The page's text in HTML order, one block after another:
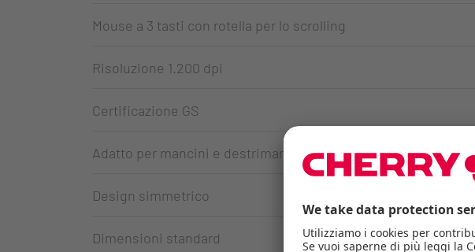
Mouse a 3 tasti con rotella per lo scrolling
Risoluzione 1.200 dpi
Certificazione GS
Adatto per mancini e destrimani
Design simmetrico
Dimensioni standard